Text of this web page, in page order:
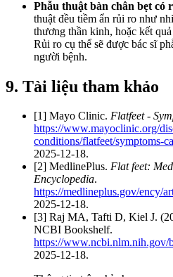
Phẫu thuật bàn chân bẹt có
thuật đều tiềm ẩn rủi ro như
thương thần kinh, hoặc kết
Rủi ro cụ thể sẽ được bác sĩ
người bệnh.
9. Tài liệu tham khảo
[1] Mayo Clinic. Flatfeet -
https://www.mayoclinic.org/
conditions/flatfeet/symptoms-
2025-12-18.
[2] MedlinePlus. Flat feet:
Encyclopedia.
https://medlineplus.gov/ency/
2025-12-18.
[3] Raj MA, Tafti D, Kiel J.
NCBI Bookshelf.
https://
2025-12-18.